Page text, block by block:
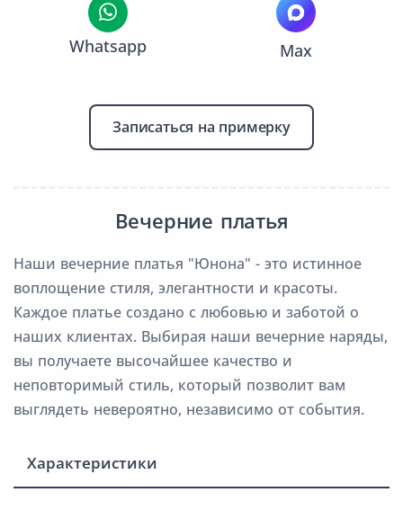
Whatsapp Max
Записаться на примерку
Вечерние платья
Наши вечерние платья "Юнона" - это истинное
воплощение стиля, элегантности и красоты.
Каждое платье создано с любовью и заботой о
наших клиентах. Выбирая наши вечерние наряды,
вы получаете высочайшее качество и
неповторимый стиль, который позволит вам
выглядеть невероятно, независимо от события.
Характеристики